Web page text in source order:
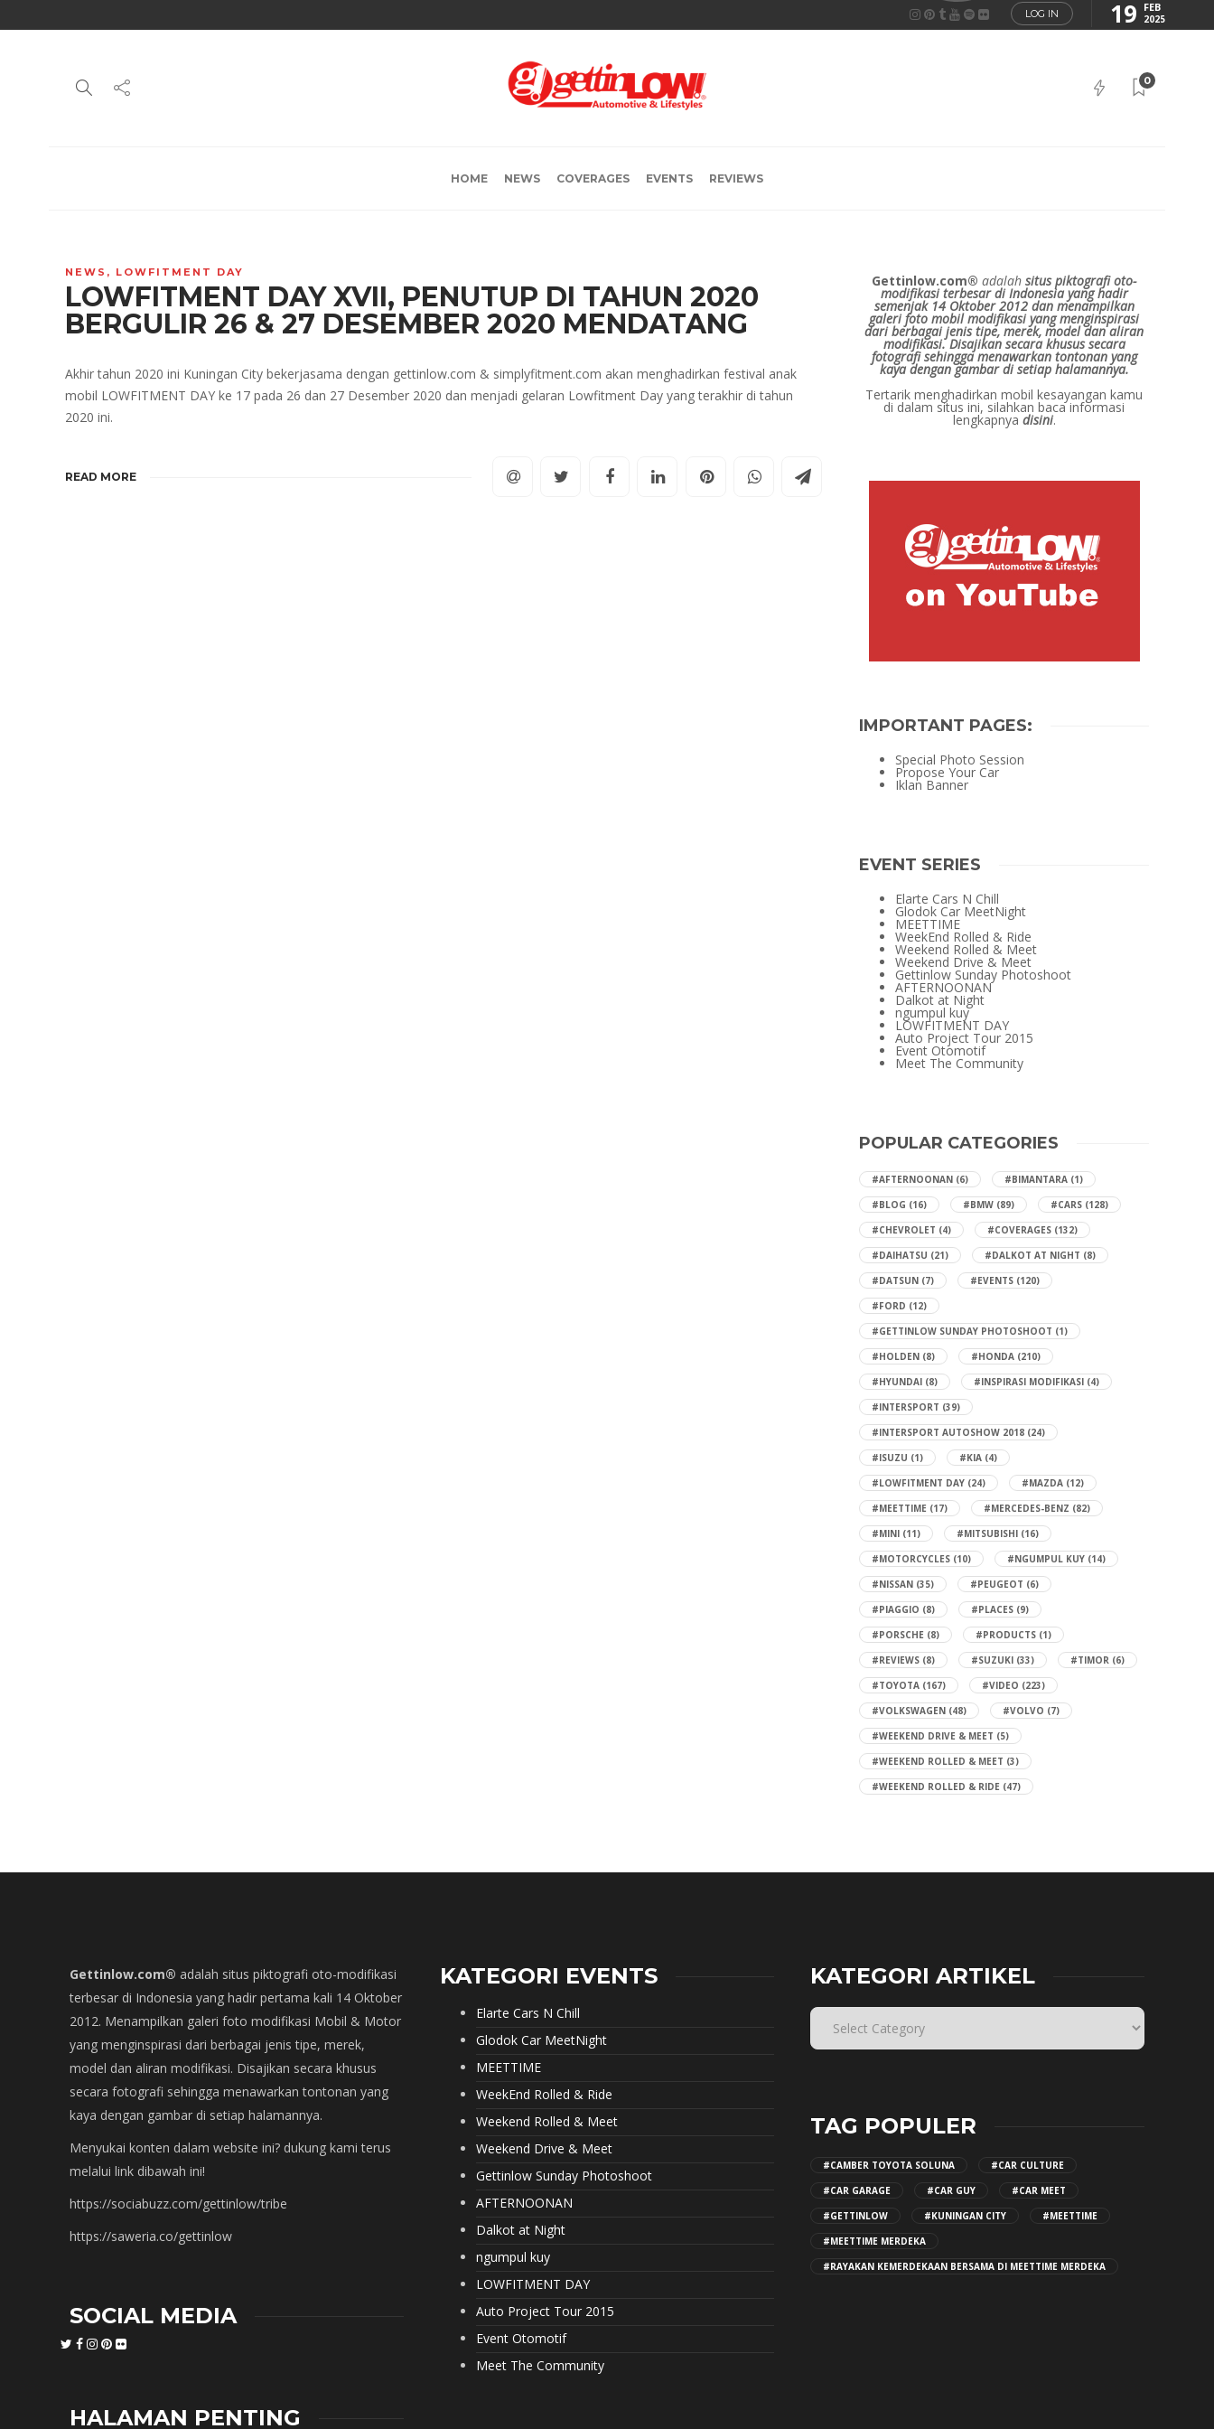
LOG IN 19 FEB
2025
0
HOME NEWS COVERAGES EVENTS REVIEWS
NEWS , LOWFITMENT DAY
LOWFITMENT DAY XVII, PENUTUP DI TAHUN 2020
BERGULIR 26 & 27 DESEMBER 2020 MENDATANG
Akhir tahun 2020 ini Kuningan City bekerjasama dengan gettinlow.com & simplyfitment.com akan menghadirkan festival anak
mobil LOWFITMENT DAY ke 17 pada 26 dan 27 Desember 2020 dan menjadi gelaran Lowfitment Day yang terakhir di tahun
2020 ini.
READ MORE
Gettinlow.com® adalahsitus piktografi oto-
modifikasi terbesar di Indonesia yang hadir
semenjak 14 Oktober 2012 dan menampilkan
galeri foto mobil modifikasi yang menginspirasi
dari berbagai jenis tipe, merek, model dan aliran
modifikasi. Disajikan secara khusus secara
fotografi sehingga menawarkan tontonan yang
kaya dengan gambar di setiap halamannya.
Tertarik menghadirkan mobil kesayangan kamu
di dalam situs ini, silahkan baca informasi
lengkapnya disini.
IMPORTANT PAGES:
Special Photo Session
Propose Your Car
Iklan Banner
EVENT SERIES
Elarte Cars N Chill
Glodok Car MeetNight
MEETTIME
WeekEnd Rolled & Ride
Weekend Rolled & Meet
Weekend Drive & Meet
Gettinlow Sunday Photoshoot
AFTERNOONAN
Dalkot at Night
ngumpul kuy
LOWFITMENT DAY
Auto Project Tour 2015
Event Otomotif
Meet The Community
POPULAR CATEGORIES
#AFTERNOONAN (6) #BIMANTARA (1)
#BLOG (16) #BMW (89) #CARS (128)
#CHEVROLET (4) #COVERAGES (132)
#DAIHATSU (21) #DALKOT AT NIGHT (8)
#DATSUN (7) #EVENTS (120)
#FORD (12)
#GETTINLOW SUNDAY PHOTOSHOOT (1)
#HOLDEN (8) #HONDA (210)
#HYUNDAI (8) #INSPIRASI MODIFIKASI (4)
#INTERSPORT (39)
#INTERSPORT AUTOSHOW 2018 (24)
#ISUZU (1) #KIA (4)
#LOWFITMENT DAY (24) #MAZDA (12)
#MEETTIME (17) #MERCEDES-BENZ (82)
#MINI (11) #MITSUBISHI (16)
#MOTORCYCLES (10) #NGUMPUL KUY (14)
#NISSAN (35) #PEUGEOT (6)
#PIAGGIO (8) #PLACES (9)
#PORSCHE (8) #PRODUCTS (1)
#REVIEWS (8) #SUZUKI (33) #TIMOR (6)
#TOYOTA (167) #VIDEO (223)
#VOLKSWAGEN (48) #VOLVO (7)
#WEEKEND DRIVE & MEET (5)
#WEEKEND ROLLED & MEET (3)
#WEEKEND ROLLED & RIDE (47)
Gettinlow.com® adalah situs piktografi oto-modifikasi
terbesar di Indonesia yang hadir pertama kali 14 Oktober
2012. Menampilkan galeri foto modifikasi Mobil & Motor
yang menginspirasi dari berbagai jenis tipe, merek,
model dan aliran modifikasi. Disajikan secara khusus
secara fotografi sehingga menawarkan tontonan yang
kaya dengan gambar di setiap halamannya.
Menyukai konten dalam website ini? dukung kami terus
melalui link dibawah ini!
https://sociabuzz.com/gettinlow/tribe
https://saweria.co/gettinlow
SOCIAL MEDIA
HALAMAN PENTING
KATEGORI EVENTS
Elarte Cars N Chill
Glodok Car MeetNight
MEETTIME
WeekEnd Rolled & Ride
Weekend Rolled & Meet
Weekend Drive & Meet
Gettinlow Sunday Photoshoot
AFTERNOONAN
Dalkot at Night
ngumpul kuy
LOWFITMENT DAY
Auto Project Tour 2015
Event Otomotif
Meet The Community
KATEGORI ARTIKEL
TAG POPULER
#CAMBER TOYOTA SOLUNA
#CAR CULTURE
#CAR GARAGE
#CAR GUY
#CAR MEET
#GETTINLOW
#KUNINGAN CITY
#MEETTIME
#MEETTIME MERDEKA
#RAYAKAN KEMERDEKAAN BERSAMA DI MEETTIME MERDEKA